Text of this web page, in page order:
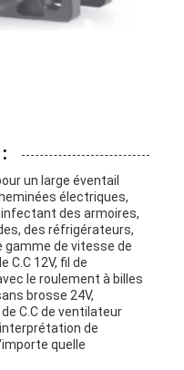
un large éventail
électriques,
des armoires,
des réfrigérateurs,
gamme de vitesse de
C.C 12V, fil de
le roulement à billes
brosse 24V,
C.C de ventilateur
de
quelle